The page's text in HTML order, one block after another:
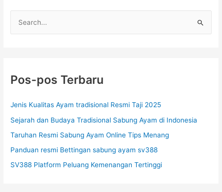
n
u
k
:
Pos-pos Terbaru
Jenis Kualitas Ayam tradisional Resmi Taji 2025
Sejarah dan Budaya Tradisional Sabung Ayam di Indonesia
Taruhan Resmi Sabung Ayam Online Tips Menang
Panduan resmi Bettingan sabung ayam sv388
SV388 Platform Peluang Kemenangan Tertinggi